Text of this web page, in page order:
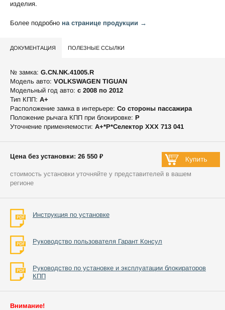
изделия.
Более подробно на странице продукции →
ДОКУМЕНТАЦИЯ ПОЛЕЗНЫЕ ССЫЛКИ
№ замка: G.CN.NK.41005.R
Модель авто: VOLKSWAGEN TIGUAN
Модельный год авто: c 2008 по 2012
Тип КПП: А+
Расположение замка в интерьере: Со стороны пассажира
Положение рычага КПП при блокировке: P
Уточнение применяемости: А+*P*Селектор XXX 713 041
Цена без установки: 26 550 ₽
стоимость установки уточняйте у представителей в вашем
регионе
Инструкция по установке
Руководство пользователя Гарант Консул
Руководство по установке и эксплуатации блокираторов
КПП
Внимание!